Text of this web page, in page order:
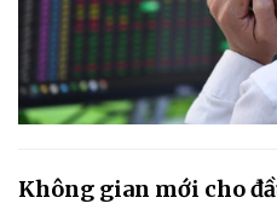
Không gian mới cho